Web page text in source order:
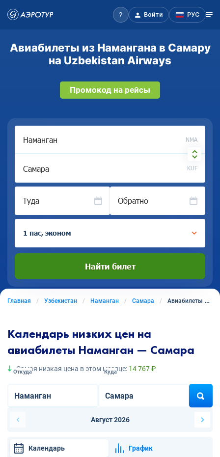
Войти РУС
Авиабилеты из Намангана в Самару
на Uzbekistan Airways
Промокод на рейсы
NMA
KUF
Туда Обратно
1 пас, эконом
Найти билет
Главная Узбекистан Наманган Самара Авиабилеты из Намангана в Самару
Календарь низких цен на
авиабилеты Наманган — Самара
Самая низкая цена в этом месяце: 14 767 ₽
Откуда Куда
Август 2026
Календарь График